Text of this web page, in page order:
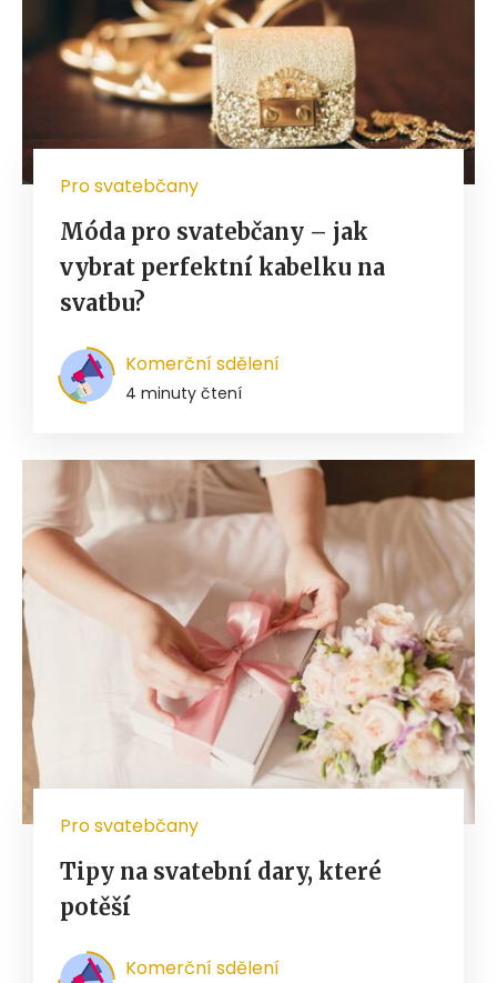
Pro svatebčany
Móda pro svatebčany – jak
vybrat perfektní kabelku na
svatbu?
Komerční sdělení
4 minuty čtení
Pro svatebčany
Tipy na svatební dary, které
potěší
Komerční sdělení